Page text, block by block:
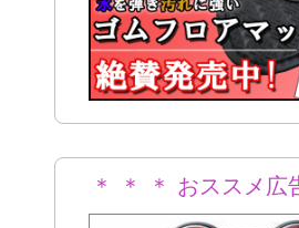
＊ ＊ ＊ おススメ広